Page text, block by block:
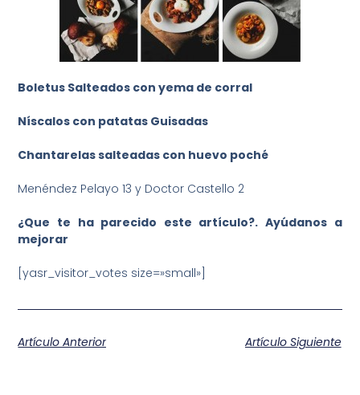
Boletus Salteados con yema de corral
Níscalos con patatas Guisadas
Chantarelas salteadas con huevo poché
Menéndez Pelayo 13 y Doctor Castello 2
¿Que te ha parecido este artículo?. Ayúdanos a
mejorar
[yasr_visitor_votes size=»small»]
Artículo Anterior Artículo Siguiente